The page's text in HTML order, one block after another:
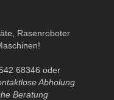
Rasenroboter
68346 oder
Abholung
Beratung